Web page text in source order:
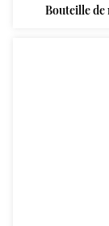
Bouteille de